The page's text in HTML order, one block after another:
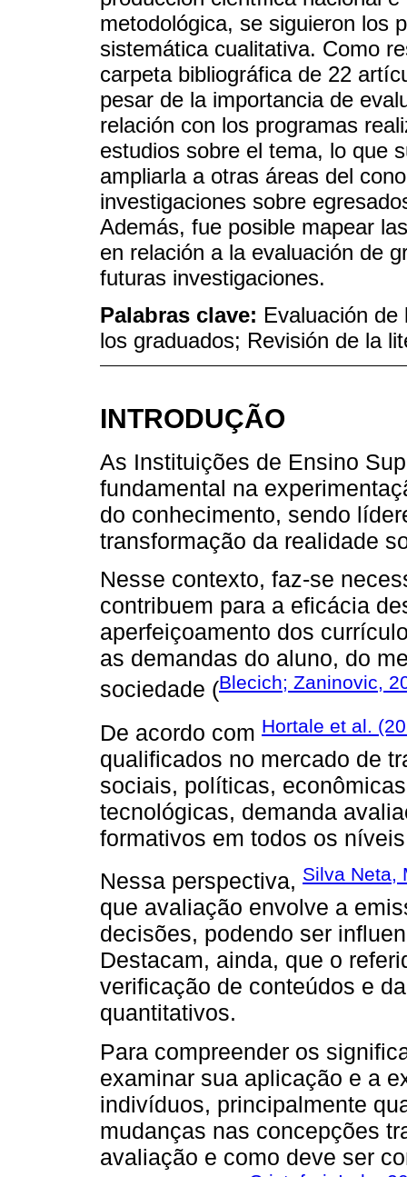
metodológica, se siguieron los
sistemática cualitativa. Como
carpeta bibliográfica de 22
pesar de la importancia de
relación con los programas
estudios sobre el tema, lo que
ampliarla a otras áreas del
investigaciones sobre
Además, fue posible mapear
en relación a la evaluación de
futuras investigaciones.
Palabras clave: Evaluación
los graduados; Revisión de la
INTRODUÇÃO
As Instituições de Ensino
fundamental na
do conhecimento, sendo
transformação da realidade
Nesse contexto, faz-se
contribuem para a eficácia
aperfeiçoamento dos
as demandas do aluno, do
sociedade (Blecich; Zaninovic,
De acordo com Hortale et al.
qualificados no mercado de
sociais, políticas,
tecnológicas, demanda
formativos em todos os
Nessa perspectiva, Silva Neta,
que avaliação envolve a
decisões, podendo ser
Destacam, ainda, que o
verificação de conteúdos e
quantitativos.
Para compreender os
examinar sua aplicação e a
indivíduos, principalmente
mudanças nas concepções
avaliação e como deve ser